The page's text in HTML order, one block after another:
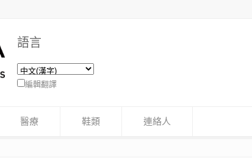
語言
編輯翻譯
醫療 鞋類 連絡人